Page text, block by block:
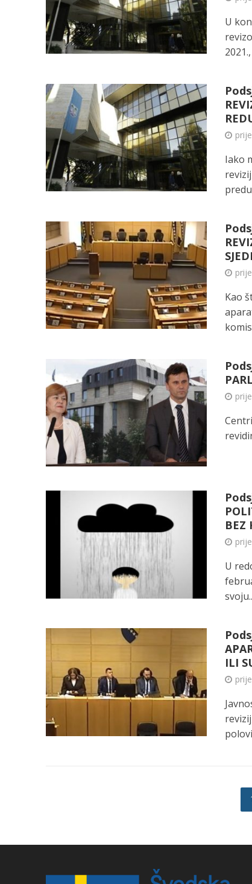
U
Iako
Kao
BEZ
U
ILI